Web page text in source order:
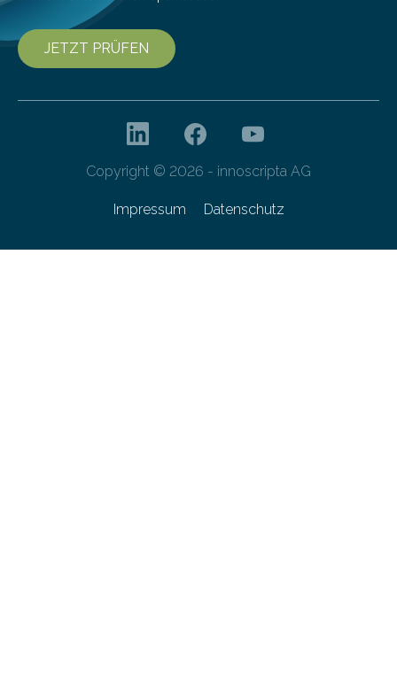
JETZT PRÜFEN
Copyright © 2026 - innoscripta AG
Impressum Datenschutz